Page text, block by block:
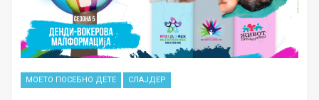
МОЕТО ПОСЕБНО ДЕТЕ СЛАЈДЕР